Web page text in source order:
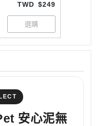
TWD $249
安心泥無